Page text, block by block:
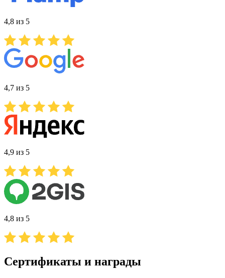
4,8 из 5
4,7 из 5
4,9 из 5
4,8 из 5
Сертификаты и награды